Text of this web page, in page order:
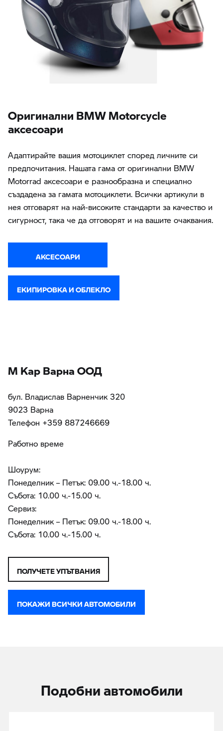
Oригинални BMW Motorcycle
аксесоари
Адаптирайте вашия мотоциклет според личните си
предпочитания. Нашата гама от оригинални BMW
Motorrad аксесоари е разнообразна и специално
създадена за гамата мотоциклети. Всички артикули в
нея отговарят на най-високите стандарти за качество и
сигурност, така че да отговорят и на вашите очаквания.
АКСЕСОАРИ
ЕКИПИРОВКА И ОБЛЕКЛО
М Кар Варна ООД
бул. Владислав Варненчик 320
9023 Варна
Teлефон +359 887246669
Работно време
Шоурум:
Понеделник – Петък: 09.00 ч.-18.00 ч.
Събота: 10.00 ч.-15.00 ч.
Сервиз:
Понеделник – Петък: 09.00 ч.-18.00 ч.
Събота: 10.00 ч.-15.00 ч.
ПОЛУЧЕТЕ УПЪТВАНИЯ
ПОКАЖИ ВСИЧКИ АВТОМОБИЛИ
Подобни автомобили